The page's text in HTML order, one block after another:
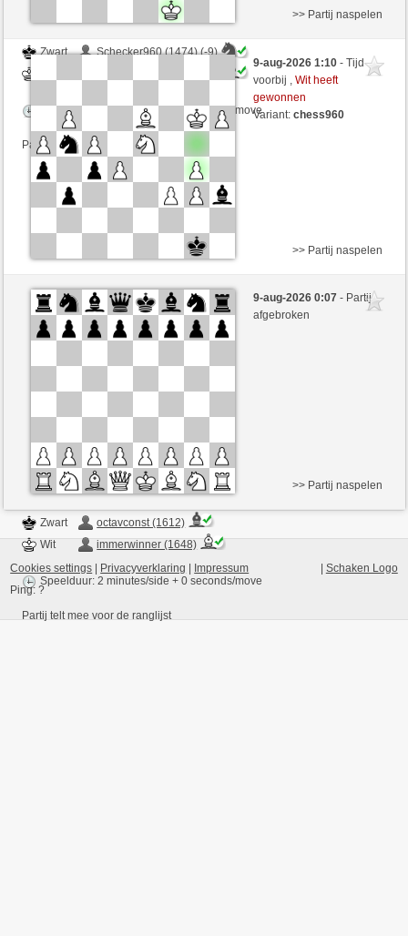
Zwart
Schecker960 (1474) (-9)
Speelduur: 2 minutes/side + 0 seconds/move
Partij telt mee voor de ranglijst
>> Partij naspelen
9-aug-2026 1:10- Tijd
voorbij ,Wit heeft
gewonnen
Variant:chess960
Wit
topochole (1791) (+10)
Zwart
immerwinner (1648) (-10)
>> Partij naspelen
9-aug-2026 0:07- Partij
afgebroken
Zwart
octavconst (1612)
Wit
immerwinner (1648)
Speelduur: 2 minutes/side + 0 seconds/move
Partij telt mee voor de ranglijst
>> Partij naspelen
Schaken Logo
Cookies settings Privacyverklaring
Impressum
Ping:?